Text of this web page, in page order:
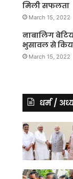
मिली सफलता
March 15, 2022
नाबालिग
भुसावल से
March 15, 2022
धर्म /